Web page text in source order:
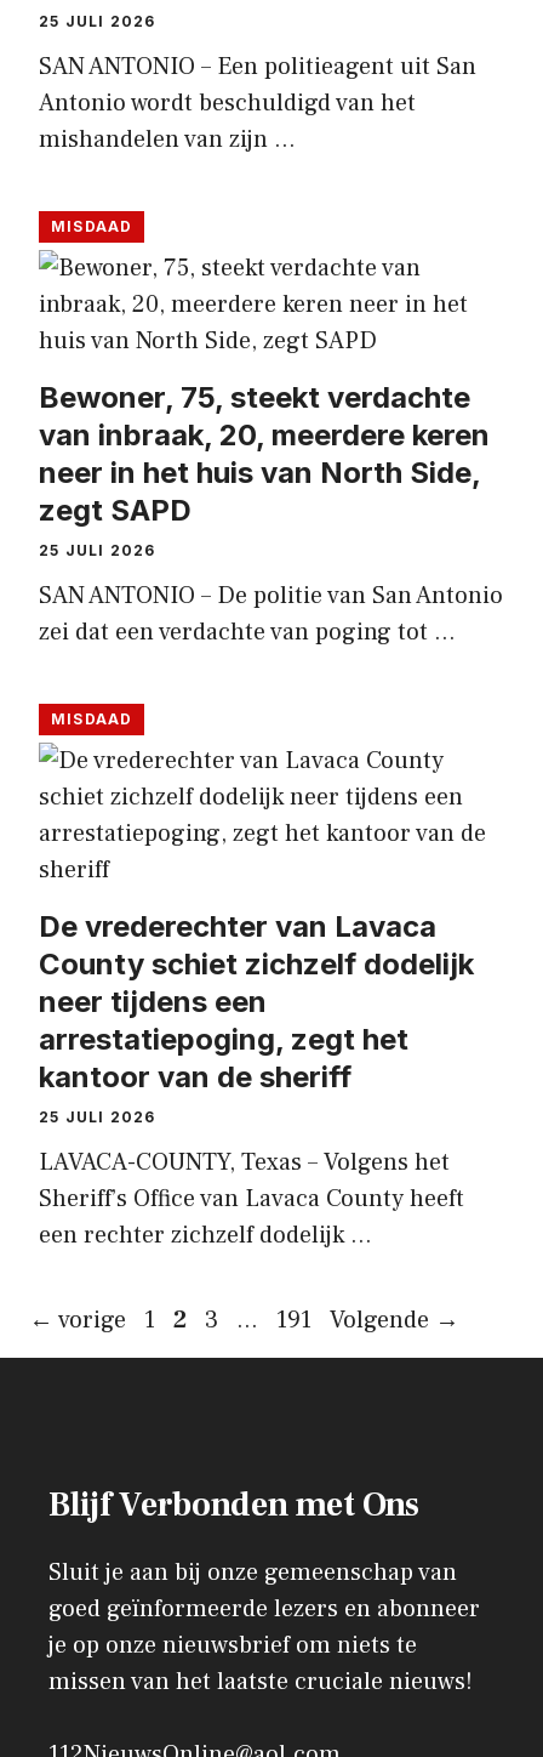
25 JULI 2026
SAN ANTONIO – Een politieagent uit San
Antonio wordt beschuldigd van het
mishandelen van zijn …
MISDAAD
Bewoner, 75, steekt verdachte
van inbraak, 20, meerdere keren
neer in het huis van North Side,
zegt SAPD
25 JULI 2026
SAN ANTONIO – De politie van San Antonio
zei dat een verdachte van poging tot …
MISDAAD
De vrederechter van Lavaca
County schiet zichzelf dodelijk
neer tijdens een
arrestatiepoging, zegt het
kantoor van de sheriff
25 JULI 2026
LAVACA-COUNTY, Texas – Volgens het
Sheriff’s Office van Lavaca County heeft
een rechter zichzelf dodelijk …
← vorige Pagina
1 Pagina
2 Pagina
3 … Pagina
191 Volgende →
Blijf Verbonden met Ons
Sluit je aan bij onze gemeenschap van
goed geïnformeerde lezers en abonneer
je op onze nieuwsbrief om niets te
missen van het laatste cruciale nieuws!